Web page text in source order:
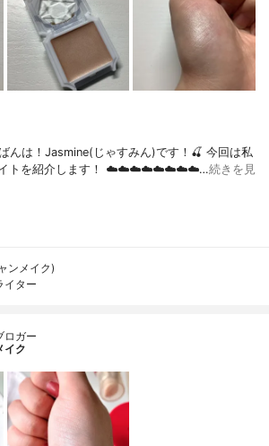
んは！Jasmine(じゃすみん)です！🍒 今回は私
イトを紹介します！ ☁️☁️☁️☁️☁️☁️☁️☁️…続きを見
ンメイク)
イター
ロガー
イク